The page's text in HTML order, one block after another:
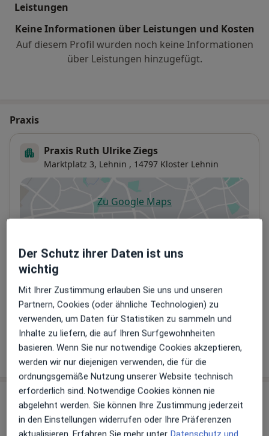
Leistungen
Keine Informationen über Leistungen und Kosten
Auf diesem Profil wurden noch keine Informationen
über Leistungen hinzugefügt.
Praxis
Praxis Ruth Ulrike Ziegs
Marktplatz 3, Lehnin , 14797 Kloster Lehnin
Zu Google Mapsöffnet in einer neuen
Standort über Jameda keine Online-
Terminbuchung an
Telefonnummer
03382 99...Telefonnummer anzeigen
Mehr Details anzeigen
über die Adresse
Erfahrungen
Bewerten
Der Schutz ihrer Daten ist uns
wichtig
Mit Ihrer Zustimmung erlauben Sie uns und unseren
Partnern, Cookies (oder ähnliche Technologien) zu
verwenden, um Daten für Statistiken zu sammeln und
Inhalte zu liefern, die auf Ihren Surfgewohnheiten
basieren. Wenn Sie nur notwendige Cookies akzeptieren,
werden wir nur diejenigen verwenden, die für die
ordnungsgemäße Nutzung unserer Website technisch
erforderlich sind. Notwendige Cookies können nie
abgelehnt werden. Sie können Ihre Zustimmung jederzeit
in den Einstellungen widerrufen oder Ihre Präferenzen